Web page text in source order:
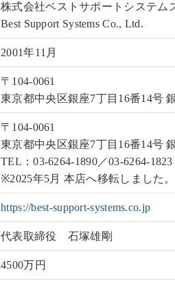
株式会社ベストサポートシステム
Best Support Systems Co., Ltd.
2001年11月
〒104-0061
東京都中央区銀座7丁目16番14号
〒104-0061
東京都中央区銀座7丁目16番14号
TEL：03-6264-1890／03-6264-1823
※2025年5月 本店へ移転しました。
https://best-support-systems.co.jp
代表取締役 石塚雄剛
4500万円